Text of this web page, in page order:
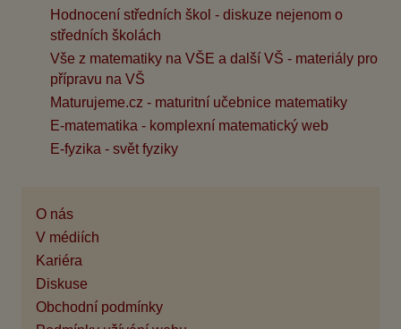
Hodnocení středních škol - diskuze nejenom o
středních školách
Vše z matematiky na VŠE a další VŠ - materiály pro
přípravu na VŠ
Maturujeme.cz - maturitní učebnice matematiky
E-matematika - komplexní matematický web
E-fyzika - svět fyziky
O nás
V médiích
Kariéra
Diskuse
Obchodní podmínky